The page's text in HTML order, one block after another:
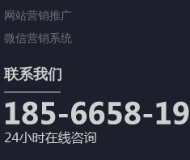
网站营销推广
微信营销系统
联系我们